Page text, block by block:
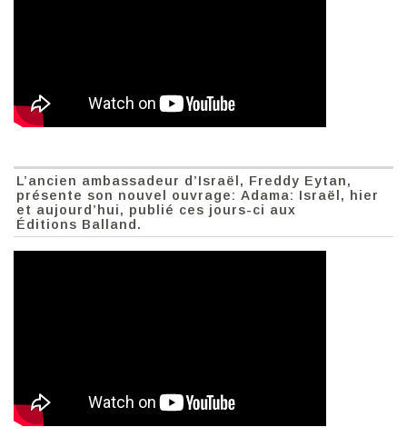
L’ancien ambassadeur d’Israël, Freddy Eytan,
présente son nouvel ouvrage: Adama: Israël, hier
et aujourd’hui, publié ces jours-ci aux
Éditions Balland.